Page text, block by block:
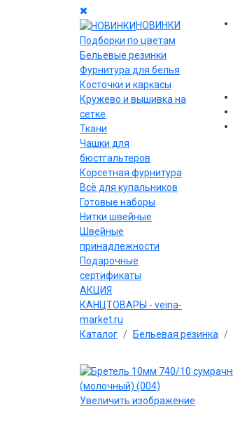
НОВИНКИ
Подборки по цветам
Бельевые резинки
Фурнитура для белья
Косточки и каркасы
Кружево и вышивка на
сетке
Ткани
Чашки для
бюстгальтеров
Корсетная фурнитура
Всё для купальников
Готовые наборы
Нитки швейные
Швейные
принадлежности
Подарочные
сертификаты
АКЦИЯ
КАНЦТОВАРЫ - veina-
market.ru
Каталог Бельевая резинка
Увеличить изображение